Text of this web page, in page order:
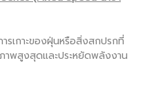
รเกาะของฝุ่นหรือสิ่งสกปรกที่
าพสูงสุดและประหยัดพลังงาน